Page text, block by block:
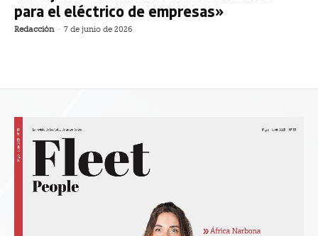
para el eléctrico de empresas»
Redacción - 7 de junio de 2026